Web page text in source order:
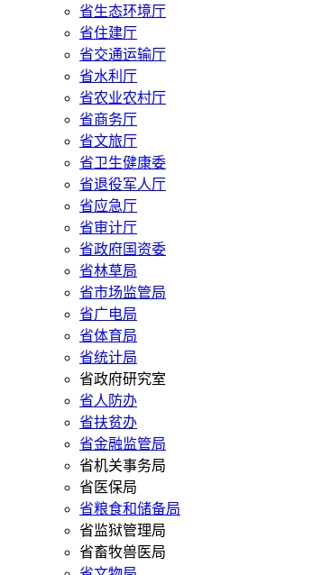
省生态环境厅
省住建厅
省交通运输厅
省水利厅
省农业农村厅
省商务厅
省文旅厅
省卫生健康委
省退役军人厅
省应急厅
省审计厅
省政府国资委
省林草局
省市场监管局
省广电局
省体育局
省统计局
省政府研究室
省人防办
省扶贫办
省金融监管局
省机关事务局
省医保局
省粮食和储备局
省监狱管理局
省畜牧兽医局